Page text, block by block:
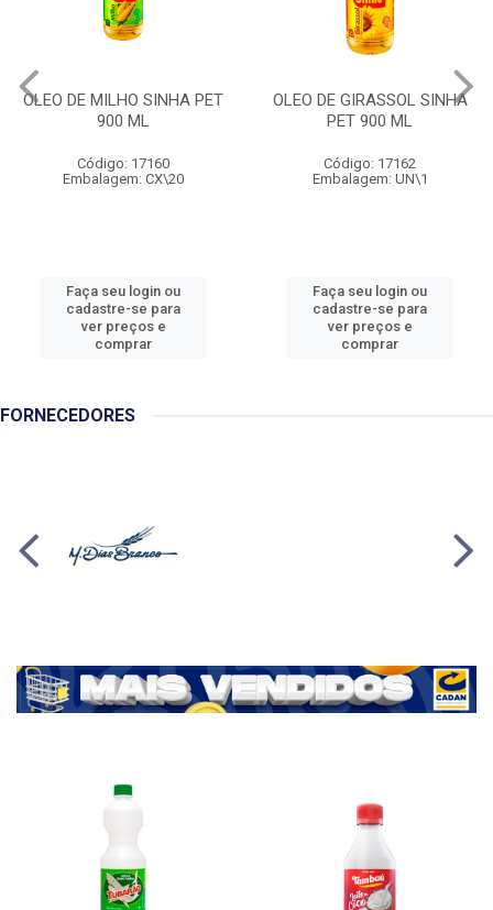
OLEO DE MILHO SINHA PET
900 ML
Código: 17160
Embalagem: CX\20
Faça seu login ou
cadastre-se para
ver preços e
comprar
OLEO DE GIRASSOL SINHA
PET 900 ML
Código: 17162
Embalagem: UN\1
Faça seu login ou
cadastre-se para
ver preços e
comprar
FORNECEDORES